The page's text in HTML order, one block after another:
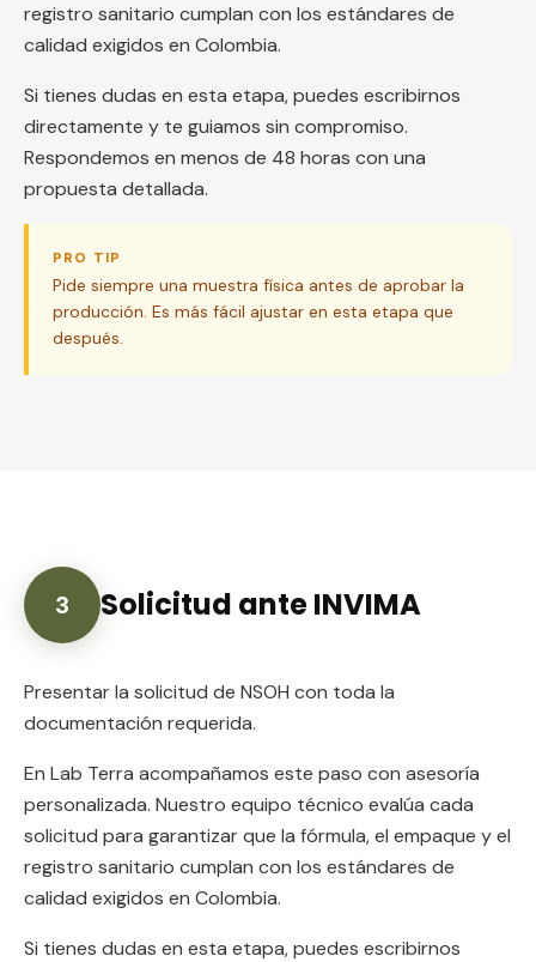
registro sanitario cumplan con los estándares de
calidad exigidos en Colombia.
Si tienes dudas en esta etapa, puedes escribirnos
directamente y te guiamos sin compromiso.
Respondemos en menos de 48 horas con una
propuesta detallada.
PRO TIP
Pide siempre una muestra física antes de aprobar la
producción. Es más fácil ajustar en esta etapa que
después.
3 Solicitud ante INVIMA
Presentar la solicitud de NSOH con toda la
documentación requerida.
En Lab Terra acompañamos este paso con asesoría
personalizada. Nuestro equipo técnico evalúa cada
solicitud para garantizar que la fórmula, el empaque y el
registro sanitario cumplan con los estándares de
calidad exigidos en Colombia.
Si tienes dudas en esta etapa, puedes escribirnos